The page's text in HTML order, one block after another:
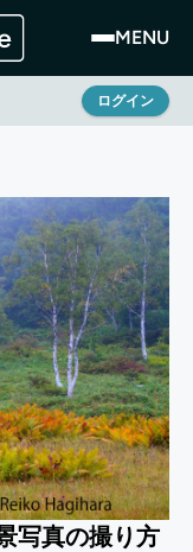
MENU
ログイン
写真の撮り方